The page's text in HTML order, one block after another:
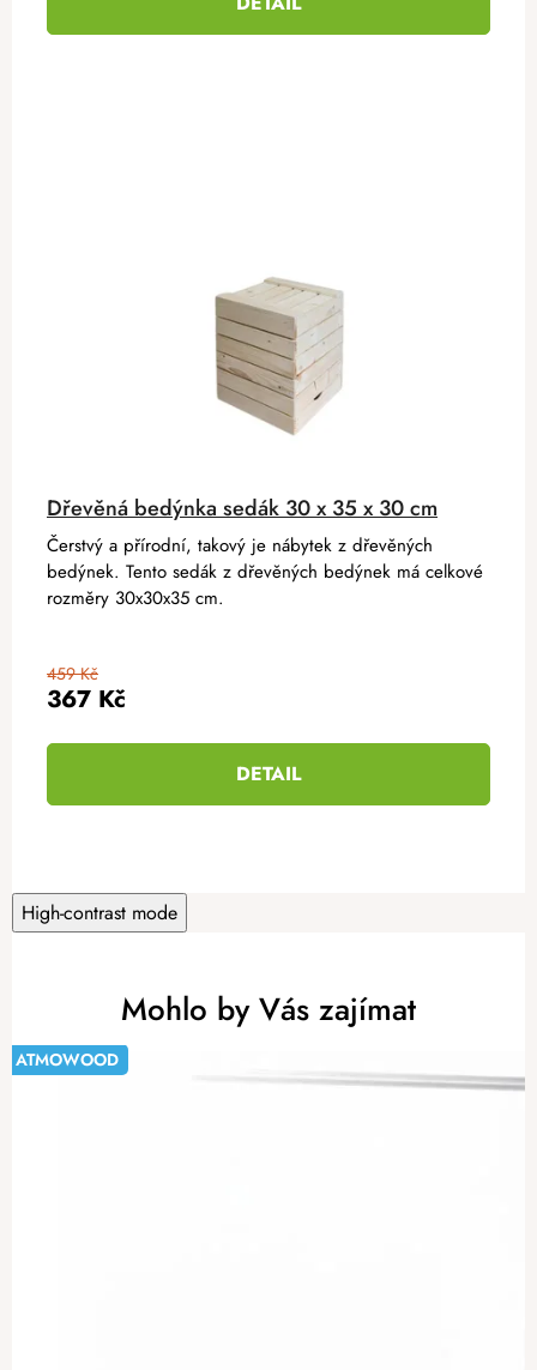
Dřevěná bedýnka sedák 30 x 35 x 30 cm
367 Kč
459 Kč
DETAIL
Čerstvý a přírodní, takový je nábytek z dřevěných
bedýnek. Tento sedák z dřevěných bedýnek má celkové
rozměry 30x30x35 cm.
High-contrast mode
Mohlo by Vás zajímat
-20%
ATMOWOOD